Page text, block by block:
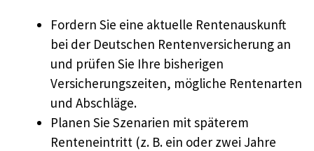
Fordern Sie eine aktuelle Rentenauskunft
bei der Deutschen Rentenversicherung an
und prüfen Sie Ihre bisherigen
Versicherungszeiten, mögliche Rentenarten
und Abschläge.
Planen Sie Szenarien mit späterem
Renteneintritt (z. B. ein oder zwei Jahre